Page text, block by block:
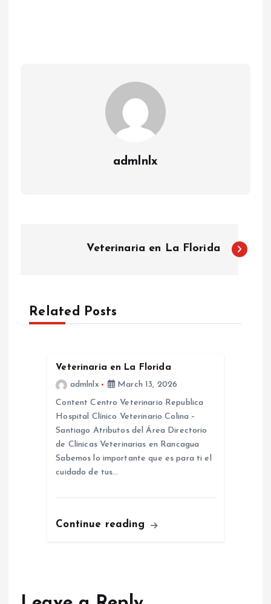
admlnlx
t
o
Veterinaria en La Florida
Related Posts
Veterinaria en La Florida
admlnlx
March 13, 2026
Content Centro Veterinario Republica
Hospital Clínico Veterinario Colina –
Santiago Atributos del Área Directorio
de Clínicas Veterinarias en Rancagua
Sabemos lo importante que es para ti el
cuidado de tus…
Continue reading